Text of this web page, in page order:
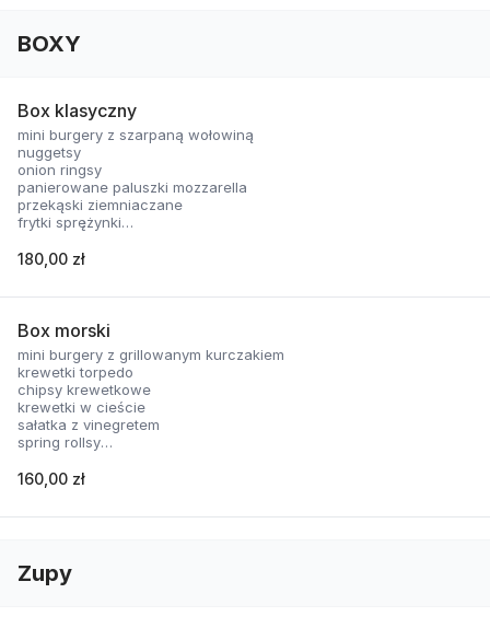
BOXY
Box klasyczny
mini burgery z szarpaną wołowiną
nuggetsy
onion ringsy
panierowane paluszki mozzarella
przekąski ziemniaczane
frytki sprężynki
skrzydełka panierowane
180,00 zł
Box morski
mini burgery z grillowanym kurczakiem
krewetki torpedo
chipsy krewetkowe
krewetki w cieście
sałatka z vinegretem
spring rollsy
160,00 zł
Zupy